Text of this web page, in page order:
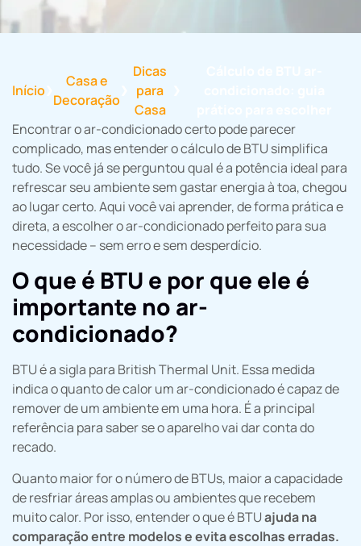
Início
Casa e
Decoração
Dicas
para
Casa
Encontrar o ar-condicionado certo pode parecer
complicado, mas entender o cálculo de BTU simplifica
tudo. Se você já se perguntou qual é a potência ideal para
refrescar seu ambiente sem gastar energia à toa, chegou
ao lugar certo. Aqui você vai aprender, de forma prática e
direta, a escolher o ar-condicionado perfeito para sua
necessidade – sem erro e sem desperdício.
O que é BTU e por que ele é
importante no ar-
condicionado?
BTU é a sigla para British Thermal Unit. Essa medida
indica o quanto de calor um ar-condicionado é capaz de
remover de um ambiente em uma hora. É a principal
referência para saber se o aparelho vai dar conta do
recado.
Quanto maior for o número de BTUs, maior a capacidade
de resfriar áreas amplas ou ambientes que recebem
muito calor. Por isso, entender o que é BTUajuda na
comparação entre modelos e evita escolhas erradas.